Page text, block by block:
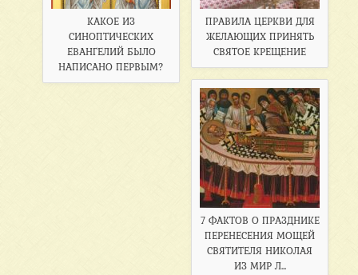
КАКОЕ ИЗ
СИНОПТИЧЕСКИХ
ЕВАНГЕЛИЙ БЫЛО
НАПИСАНО ПЕРВЫМ?
ПРАВИЛА ЦЕРКВИ ДЛЯ
ЖЕЛАЮЩИХ ПРИНЯТЬ
СВЯТОЕ КРЕЩЕНИЕ
7 ФАКТОВ О ПРАЗДНИКЕ
ПЕРЕНЕСЕНИЯ МОЩЕЙ
СВЯТИТЕЛЯ НИКОЛАЯ
ИЗ МИР Л...